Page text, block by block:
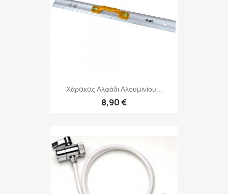
Χάρακας Αλφάδι Αλουμινίου...
8,90 €